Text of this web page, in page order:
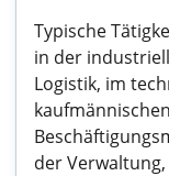
Typische
in der
Logistik, im
der